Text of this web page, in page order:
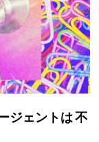
ジェントは不